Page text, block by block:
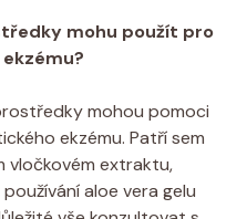
mohu použít ⁢pro
mohou pomoci
ekzému. Patří sem
vločkovém extraktu,
aloe vera gelu